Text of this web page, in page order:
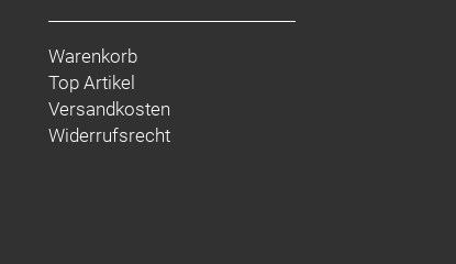
Warenkorb
Top Artikel
Versandkosten
Widerrufsrecht